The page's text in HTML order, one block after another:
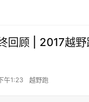
回顾 | 2017越野
午1:23 越野跑